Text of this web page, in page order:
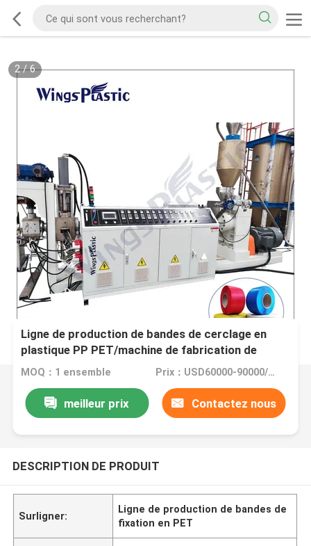
2/6
Ligne de production de bandes de cerclage en
plastique PP PET/machine de fabrication de
cerclage en plastique
MOQ：1 ensemble Prix：USD60000-90000/set
meilleur prix Contactez nous
DESCRIPTION DE PRODUIT
Surligner:
Ligne de production de bandes de
fixation en PET